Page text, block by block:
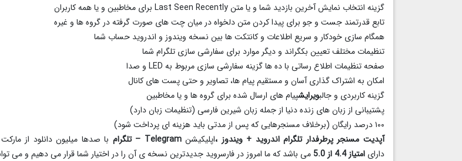
گزینه انتخاب نمایش آخرین بازدید شما و یا متن Last Seen Recently برای مخاطبین و یا همه کاربران
تابع قدرتمند جست و جو برای پیدا کردن متن دلخواه در میان چت های صورت گرفته در گروه ها و غیره
همگام سازی خودکار و سریع اطلاعات و کانتکت ها بین نسخه ویندوز و اندروید حساب شما
تنظیمات مختلف تعیین بکگراند و دیگر موارد برای سفارشی سازی تلگرام شما
صفحه تنظیمات اطلاع رساتی با ده ها گزینه سفارشی سازی مربوط به LED و صدا
امکان به اشتراک گذاری آسان و مستقیم پیام ها، تصاویر و حتی پست های کانال
گزینه کاربردی و جالبویرایشپیام های ارسال شده برای گروه ها و یا مخاطبین
پشتیبانی از زبان های زنده دنیا از جمله زبان شیرین فارسی (تنظیمات زبان دارد)
۱۰۰ درصد رایگان (برخلاف مسنجرهایی که پس از مدتی باید هزینه ای پرداخت شود)
آپدیت مسنجر پرطرفدار تلگرام اندروید + ویندوز ،اپلیکیشنTelegram – تلگرام
با صدها میلیون دانلود از
دارای امتیاز 4.4 از 5.0
می باشد که ما امروز در فارسروید جدیدترین نسخه ی آن را در اختیار شما قرار می دهیم و می